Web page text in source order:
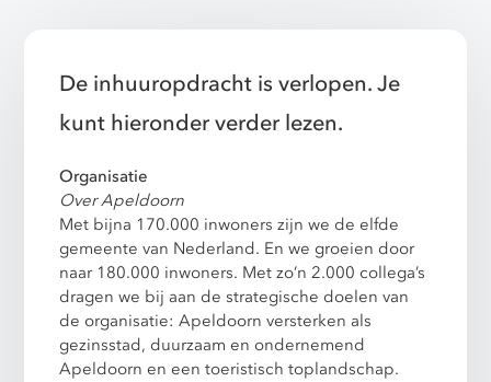
De inhuuropdracht is verlopen. Je
kunt hieronder verder lezen.
Organisatie
Over Apeldoorn
Met bijna 170.000 inwoners zijn we de elfde
gemeente van Nederland. En we groeien door
naar 180.000 inwoners. Met zo’n 2.000 collega’s
dragen we bij aan de strategische doelen van
de organisatie: Apeldoorn versterken als
gezinsstad, duurzaam en ondernemend
Apeldoorn en een toeristisch toplandschap.